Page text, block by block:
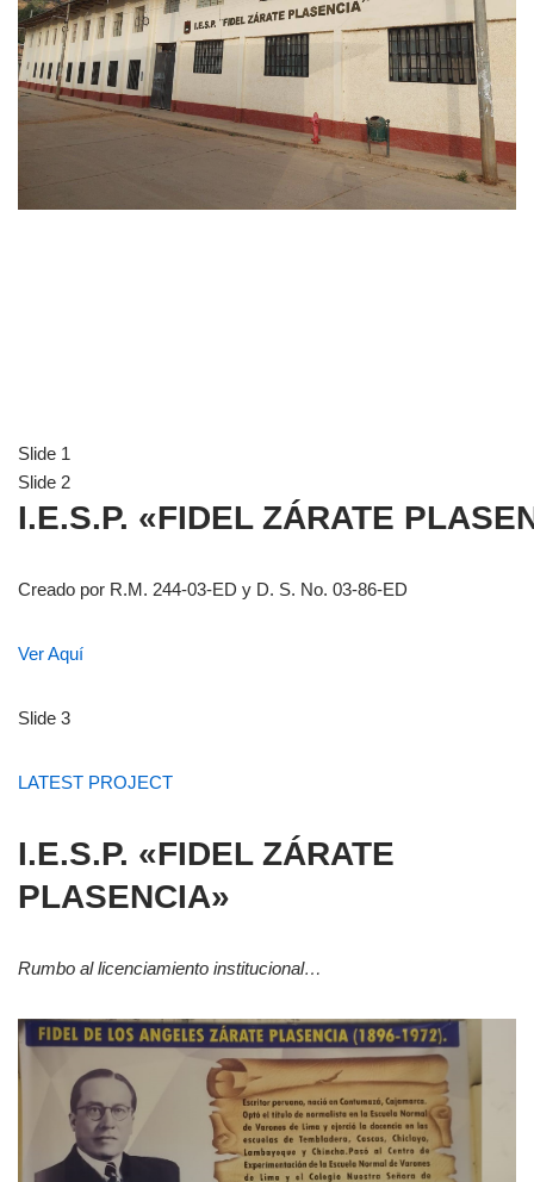
Slide 1
Slide 2
I.E.S.P. «FIDEL ZÁRATE
Creado por R.M. 244-03-ED y D. S. No. 03-86-ED
Ver Aquí
Slide 3
LATEST PROJECT
I.E.S.P. «FIDEL ZÁRATE
PLASENCIA»
Rumbo al licenciamiento institucional…